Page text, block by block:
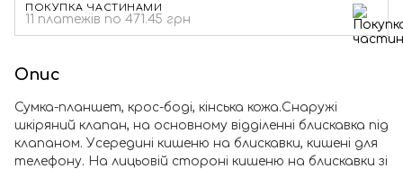
ПОКУПКА ЧАСТИНАМИ
11 платежів по 471.45 грн
Опис
Сумка-планшет, крос-боді, кінська кожа.Снаружі
шкіряний клапан, на основному відділенні блискавка під
клапаном. Усередині кишеню на блискавки, кишені для
телефону. На лицьовій стороні кишеню на блискавки зі